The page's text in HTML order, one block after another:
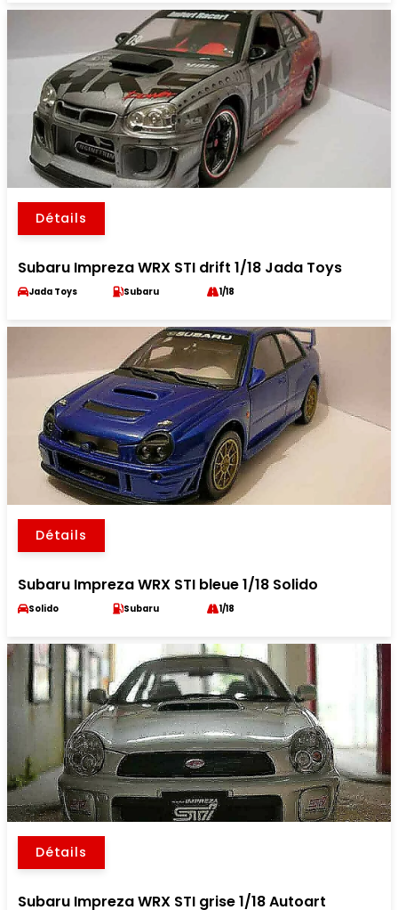
Détails
Subaru Impreza WRX STI drift 1/18 Jada Toys
Jada Toys Subaru 1/18
Détails
Subaru Impreza WRX STI bleue 1/18 Solido
Solido Subaru 1/18
Détails
Subaru Impreza WRX STI grise 1/18 Autoart